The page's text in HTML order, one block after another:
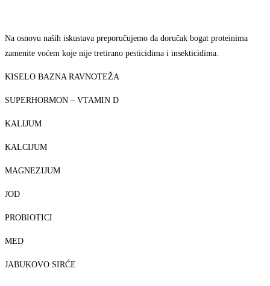
Na osnovu naših iskustava preporučujemo da doručak bogat proteinima
zamenite voćem koje nije tretirano pesticidima i insekticidima.
KISELO BAZNA RAVNOTEŽA
SUPERHORMON – VTAMIN D
KALIJUM
KALCIJUM
MAGNEZIJUM
JOD
PROBIOTICI
MED
JABUKOVO SIRĆE